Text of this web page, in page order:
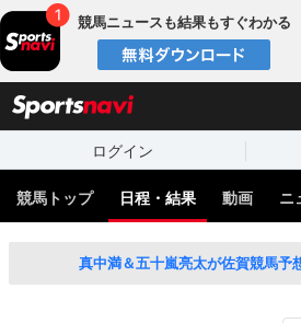
競馬ニュースも結果もすぐわかる
ログイン
競馬トップ 日程・結果 動画 ニ
真中満＆五十嵐亮太が佐賀競馬予